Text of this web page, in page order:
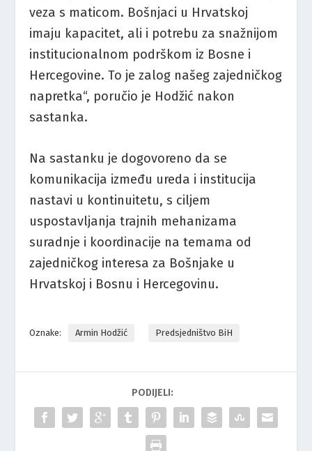
veza s maticom. Bošnjaci u Hrvatskoj
imaju kapacitet, ali i potrebu za snažnijom
institucionalnom podrškom iz Bosne i
Hercegovine. To je zalog našeg zajedničkog
napretka“, poručio je Hodžić nakon
sastanka.
Na sastanku je dogovoreno da se
komunikacija između ureda i institucija
nastavi u kontinuitetu, s ciljem
uspostavljanja trajnih mehanizama
suradnje i koordinacije na temama od
zajedničkog interesa za Bošnjake u
Hrvatskoj i Bosnu i Hercegovinu.
Oznake: Armin Hodžić Predsjedništvo BiH
PODIJELI: